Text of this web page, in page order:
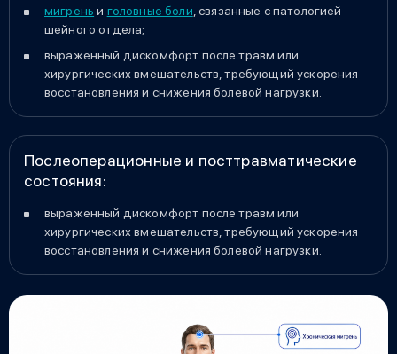
мигрень и головные боли, связанные с патологией
шейного отдела;
выраженный дискомфорт после травм или
хирургических вмешательств, требующий ускорения
восстановления и снижения болевой нагрузки.
Послеоперационные и посттравматические
состояния:
выраженный дискомфорт после травм или
хирургических вмешательств, требующий ускорения
восстановления и снижения болевой нагрузки.